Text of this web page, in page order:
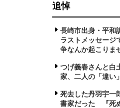
追悼
長崎市出身・平和
ラストメッセー
争なんか起こりま
つげ義春さんと
家、二人の「違い
死去した丹羽宇一
書家だった 『死